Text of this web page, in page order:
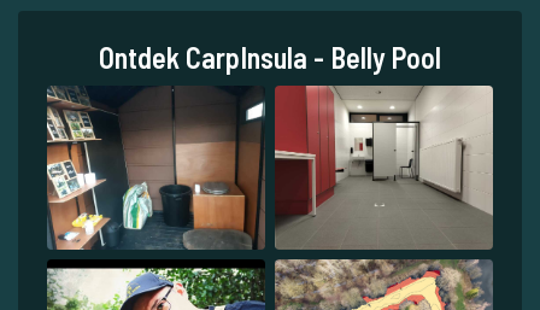
Ontdek CarpInsula - Belly Pool